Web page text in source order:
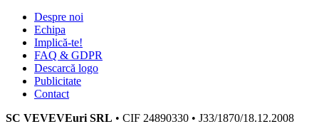
Despre noi
Echipa
Implică-te!
FAQ & GDPR
Descarcă logo
Publicitate
Contact
SC VEVEVEuri SRL • CIF 24890330 • J33/1870/18.12.2008